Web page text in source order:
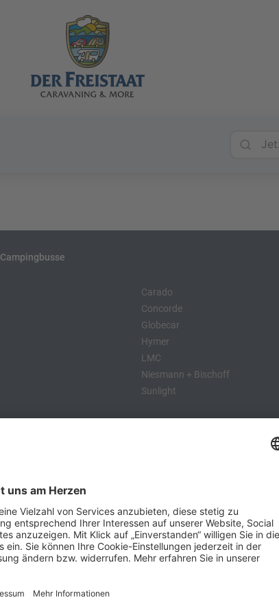
Carado
Concorde
Globecar
Hymer
LMC
Niesmann + Bischoff
Sunlight